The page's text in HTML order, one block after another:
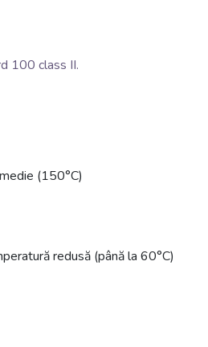
100 class II.
(150°C)
redusă (până la 60°C)